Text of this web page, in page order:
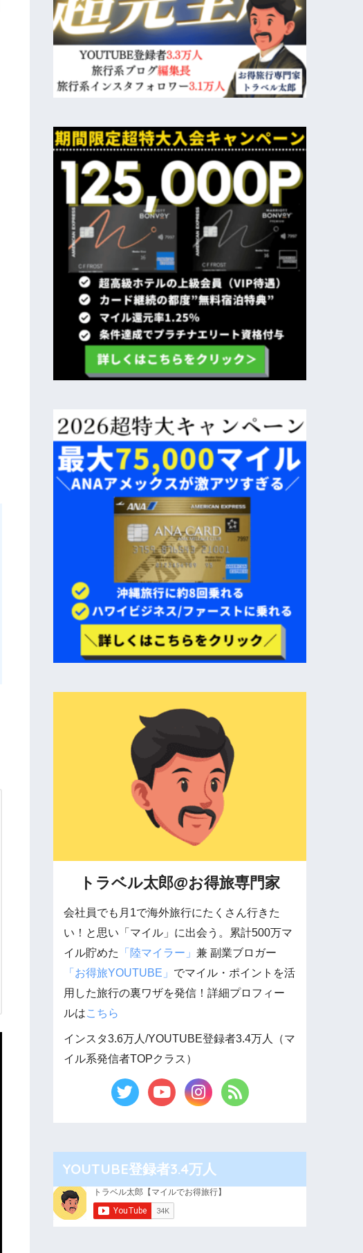
トラベル太郎@お得旅専門家
会社員でも月1で海外旅行にたくさん行きた
い！と思い「マイル」に出会う。累計500万マ
イル貯めた
「陸マイラー」兼 副業ブロガー
「お得旅YOUTUBE」 でマイル・ポイントを活
用した旅行の裏ワザを発信！詳細プロフィー
ルはこちら
インスタ3.6万人/YOUTUBE登録者3.4万人（マ
イル系発信者TOPクラス）
YOUTUBE登録者3.4万人